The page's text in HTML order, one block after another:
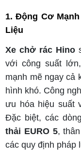
1. Động Cơ
Liệu
Xe chở rác Hino
với công suất
mạnh mẽ ngay cả
hình khó. Công
ưu hóa hiệu suất
Đặc biệt, các
thải EURO 5,
các quy định pháp